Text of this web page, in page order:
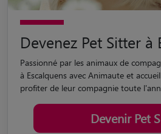
Devenez Pet Sitter à
Passionné par les animaux de
à Escalquens avec Animaute et
profiter de leur compagnie toute
Devenir Pet